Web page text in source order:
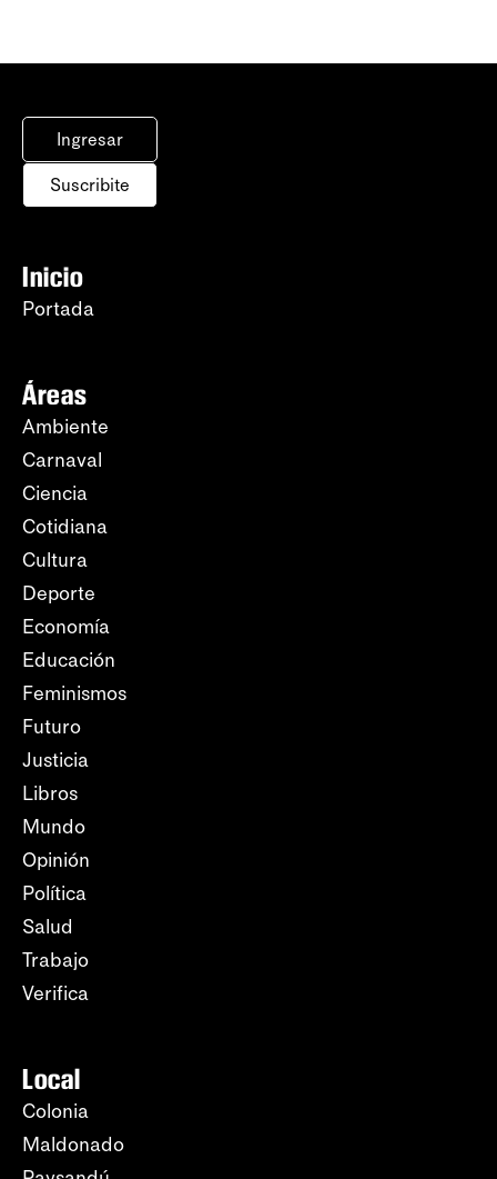
Ingresar
Suscribite
Inicio
Portada
Áreas
Ambiente
Carnaval
Ciencia
Cotidiana
Cultura
Deporte
Economía
Educación
Feminismos
Futuro
Justicia
Libros
Mundo
Opinión
Política
Salud
Trabajo
Verifica
Local
Colonia
Maldonado